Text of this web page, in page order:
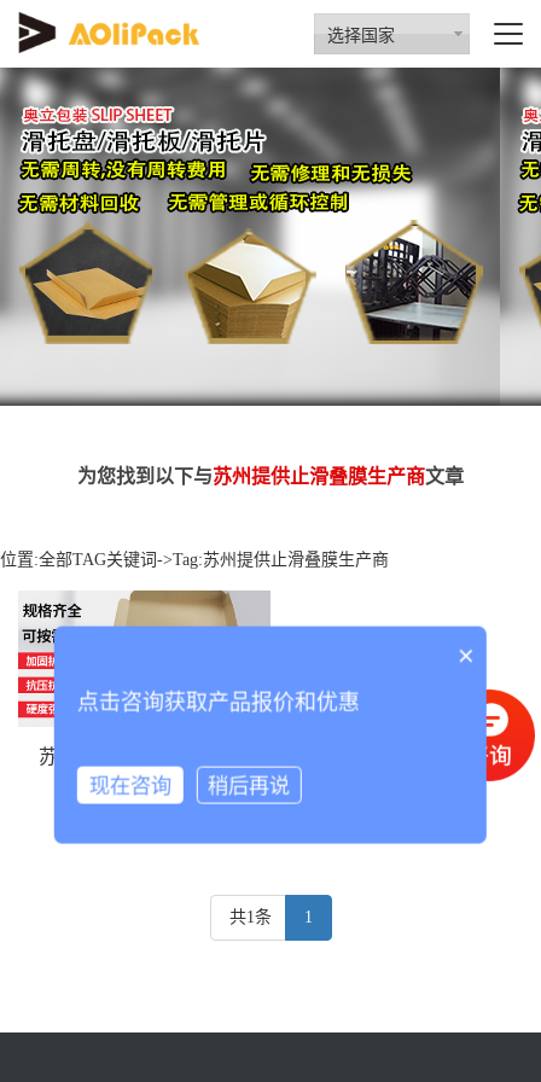
选择国家
为您找到以下与苏州提供止滑叠膜生产商文章
位置:全部TAG关键词 ->Tag:苏州提供止滑叠膜生产商
苏州提供止滑叠膜生产商
共1条 1
×
点击咨询获取产品报价和优惠
现在咨询 稍后再说